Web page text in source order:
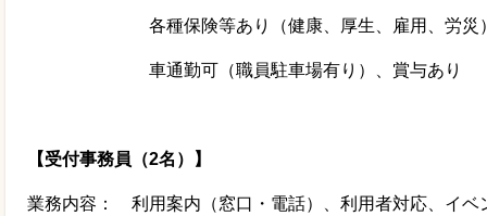
各種保険等あり（健康、厚生、雇用、労災
車通勤可（職員駐車場有り）、賞与あり
【受付事務員（2名）】
業務内容： 利用案内（窓口・電話）、利用者対応、イベ